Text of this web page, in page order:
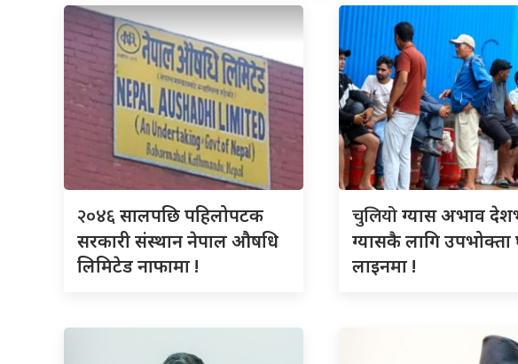
२०४६सालपछि पहिलोपटक
सरकारी संस्थान नेपाल औषधि
लिमिटेड नाफामा !
चुलियोग्यास अभाव
ग्यासकै लागि उपभोक्ता
लाइनमा !